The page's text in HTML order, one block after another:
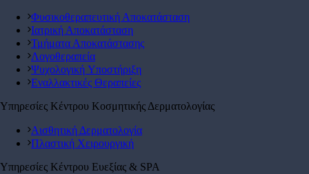
Φυσικοθεραπευτική Αποκατάσταση
Ιατρική Αποκατάσταση
Τμήματα Αποκατάστασης
Λογοθεραπεία
Ψυχολογική Yποστήριξη
Εναλλακτικές Θεραπείες
Υπηρεσίες Κέντρου Κοσμητικής Δερματολογίας
Αισθητική Δερματολογία
Πλαστική Χειρουργική
Υπηρεσίες Κέντρου Ευεξίας & SPA